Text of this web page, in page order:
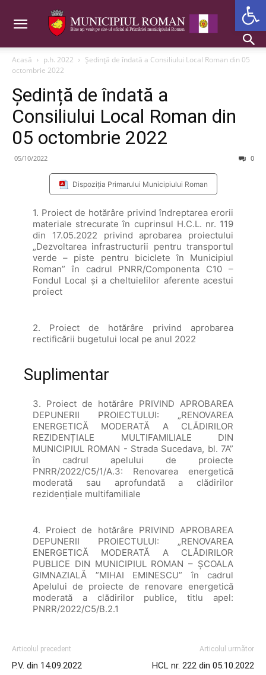
Acasă p.h. 2022
Ședință de îndată a Consiliului Local Roman din 05
octombrie 2022
Ședință de îndată a
Consiliului Local Roman din
05 octombrie 2022
05/10/2022 0
Dispoziția Primarului Municipiului Roman
1. Proiect de hotărâre privind îndreptarea erorii
materiale strecurate în cuprinsul H.C.L. nr. 119
din 17.05.2022 privind aprobarea proiectului
„Dezvoltarea infrastructurii pentru transportul
verde – piste pentru biciclete în Municipiul
Roman” în cadrul PNRR/Componenta C10 –
Fondul Local și a cheltuielilor aferente acestui
proiect
2. Proiect de hotărâre privind aprobarea
rectificării bugetului local pe anul 2022
Suplimentar
3. Proiect de hotărâre PRIVIND APROBAREA
DEPUNERII PROIECTULUI: „RENOVAREA
ENERGETICĂ MODERATĂ A CLĂDIRILOR
REZIDENȚIALE MULTIFAMILIALE DIN
MUNICIPIUL ROMAN - Strada Sucedava, bl. 7A”
în cadrul apelului de proiecte
PNRR/2022/C5/1/A.3: Renovarea energetică
moderată sau aprofundată a clădirilor
rezidențiale multifamiliale
4. Proiect de hotărâre PRIVIND APROBAREA
DEPUNERII PROIECTULUI: „RENOVAREA
ENERGETICĂ MODERATĂ A CLĂDIRILOR
PUBLICE DIN MUNICIPIUL ROMAN – ȘCOALA
GIMNAZIALĂ ”MIHAI EMINESCU” în cadrul
Apelului de proiecte de renovare energetică
moderată a clădirilor publice, titlu apel:
PNRR/2022/C5/B.2.1
Articolul precedent
P.V. din 14.09.2022
Articolul următor
HCL nr. 222 din 05.10.2022